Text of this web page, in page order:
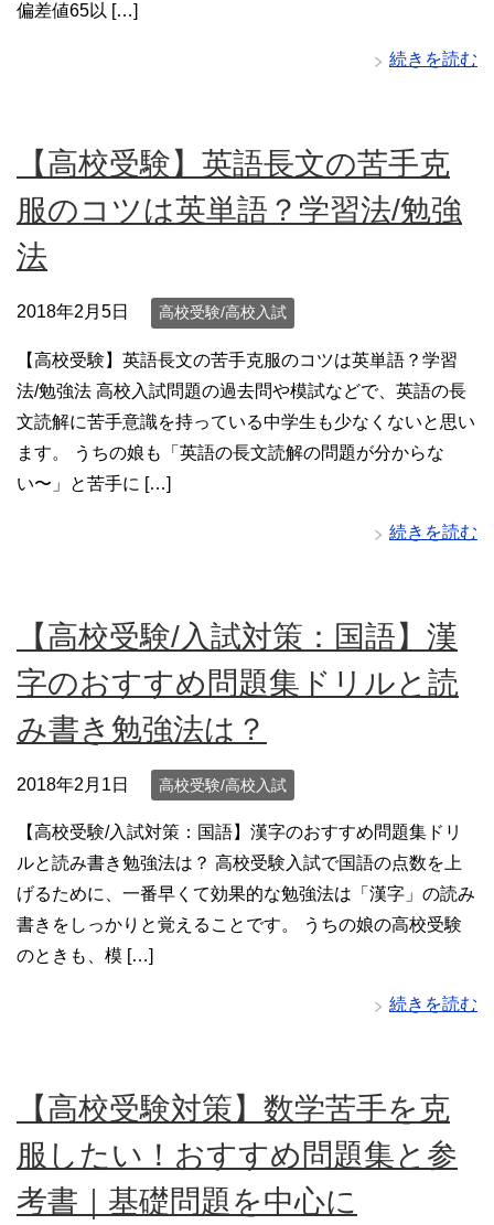
偏差値65以 […]
続きを読む
【高校受験】英語長文の苦手克
服のコツは英単語？学習法/勉強
法
2018年2月5日 高校受験/高校入試
【高校受験】英語長文の苦手克服のコツは英単語？学習
法/勉強法 高校入試問題の過去問や模試などで、英語の長
文読解に苦手意識を持っている中学生も少なくないと思い
ます。 うちの娘も「英語の長文読解の問題が分からな
い〜」と苦手に […]
続きを読む
【高校受験/入試対策：国語】漢
字のおすすめ問題集ドリルと読
み書き勉強法は？
2018年2月1日 高校受験/高校入試
【高校受験/入試対策：国語】漢字のおすすめ問題集ドリ
ルと読み書き勉強法は？ 高校受験入試で国語の点数を上
げるために、一番早くて効果的な勉強法は「漢字」の読み
書きをしっかりと覚えることです。 うちの娘の高校受験
のときも、模 […]
続きを読む
【高校受験対策】数学苦手を克
服したい！おすすめ問題集と参
考書｜基礎問題を中心に